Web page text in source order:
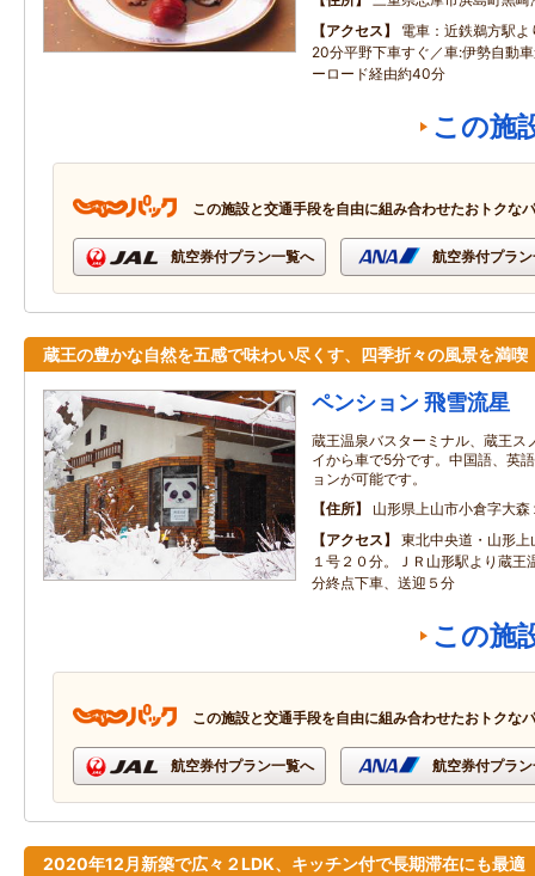
アクセス
電車：近鉄鵜方駅
20分平野下車すぐ／車:伊勢自動
ーロード経由約40分
この施
この施設と交通手段を自由に組み合わせたおトクな
航空券付プラン一覧へ 航空券付プラ
蔵王の豊かな自然を五感で味わい尽くす、四季折々の風景を満喫
ペンション 飛雪流星
蔵王温泉バスターミナル、蔵王ス
イから車で5分です。中国語、英
ョンが可能です。
住所
山形県上山市小倉字大森
アクセス
東北中央道・山形
１号２０分。ＪＲ山形駅より蔵王
分終点下車、送迎５分
この施
この施設と交通手段を自由に組み合わせたおトクな
航空券付プラン一覧へ 航空券付プラ
2020年12月新築で広々２LDK、キッチン付で長期滞在にも最適